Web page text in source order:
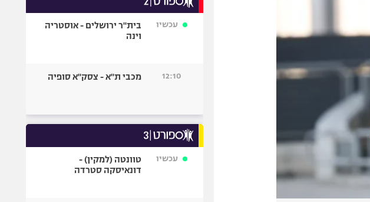
עכשיו
בית"ר ירושלים - אוסטריה
וינה
12:10 מכבי ת"א - צסק"א סופיה
עכשיו
טוונטה (למקין) -
דונאיסקה סטרדה